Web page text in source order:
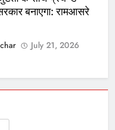
बनाएगा: रामआसरे
July 21, 2026